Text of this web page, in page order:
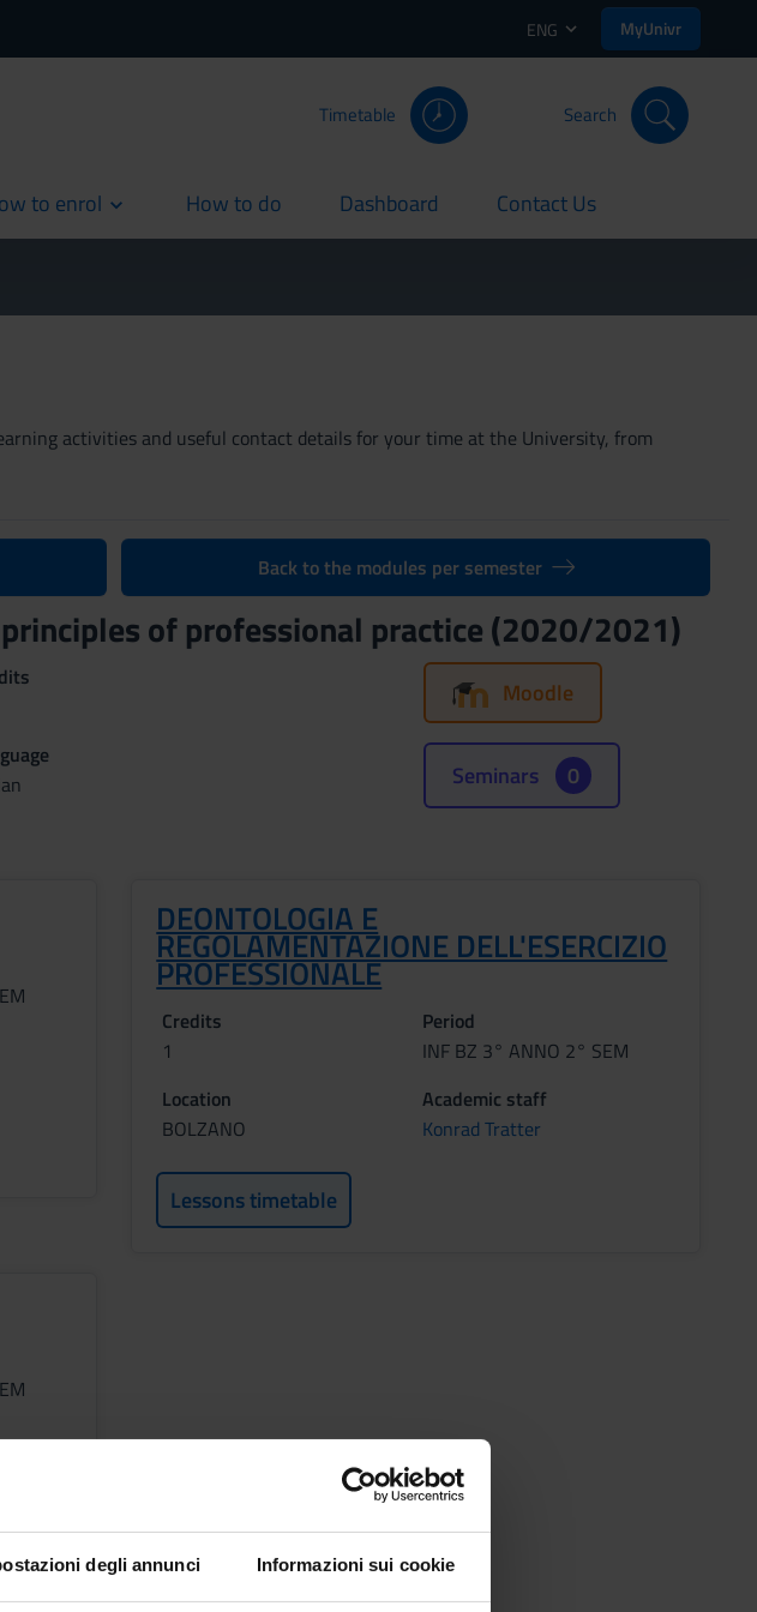
degli annunci Informazioni sui cookie
ENG MyUnivr
Timetable Search
to enrol How to do
current Dashboard
current Contact Us
current
activities and useful contact details for your time at the University, from
Back to the modules per semester
of professional practice (2020/2021)
Moodle
Seminars 0
DEONTOLOGIA E
REGOLAMENTAZIONE DELL'ESERCIZIO
PROFESSIONALE
Credits
1
Period
INF BZ 3° ANNO 2° SEM
Location
BOLZANO
Academic staff
Konrad Tratter
Lessons timetable